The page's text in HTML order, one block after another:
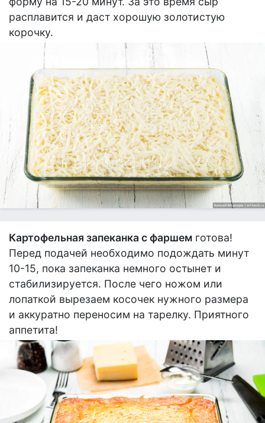
расплавится и даст хорошую золотистую
корочку.
Картофельная запеканка с фаршем готова!
Перед подачей необходимо подождать минут
10-15, пока запеканка немного остынет и
стабилизируется. После чего ножом или
лопаткой вырезаем косочек нужного размера
и аккуратно переносим на тарелку. Приятного
аппетита!